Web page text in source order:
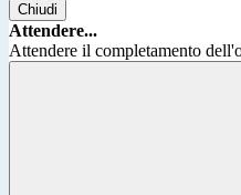
Chiudi
Attendere...
Attendere il completamento